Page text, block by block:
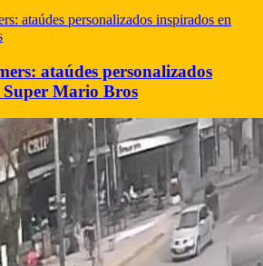
ataúdes personalizados
Super Mario Bros